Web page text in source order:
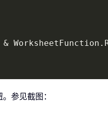
& WorksheetFunction .
Gecko/
参见截图：